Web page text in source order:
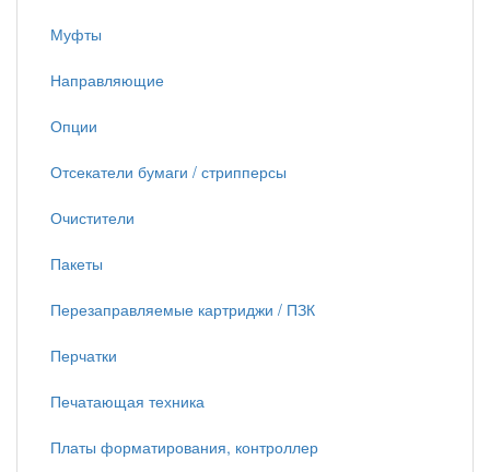
Муфты
Направляющие
Опции
Отсекатели бумаги / стрипперсы
Очистители
Пакеты
Перезаправляемые картриджи / ПЗК
Перчатки
Печатающая техника
Платы форматирования, контроллер